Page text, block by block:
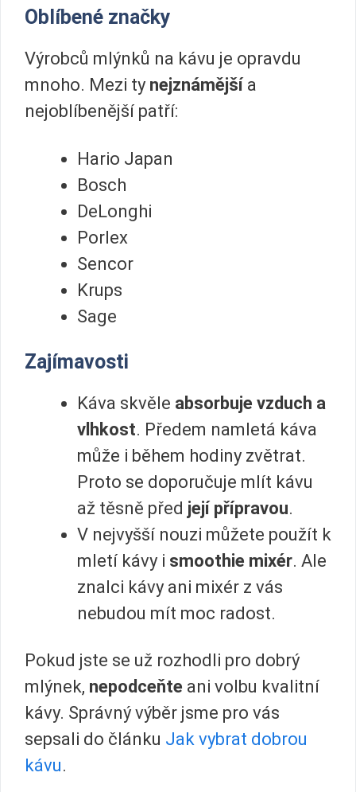
Oblíbené značky
Výrobců mlýnků na kávu je opravdu
mnoho. Mezi ty nejznámější a
nejoblíbenější patří:
Hario Japan
Bosch
DeLonghi
Porlex
Sencor
Krups
Sage
Zajímavosti
Káva skvěle absorbuje vzduch a
vlhkost. Předem namletá káva
může i během hodiny zvětrat.
Proto se doporučuje mlít kávu
až těsně před její přípravou.
V nejvyšší nouzi můžete použít k
mletí kávy i smoothie mixér. Ale
znalci kávy ani mixér z vás
nebudou mít moc radost.
Pokud jste se už rozhodli pro dobrý
mlýnek, nepodceňte ani volbu kvalitní
kávy. Správný výběr jsme pro vás
sepsali do článku Jak vybrat dobrou
kávu.